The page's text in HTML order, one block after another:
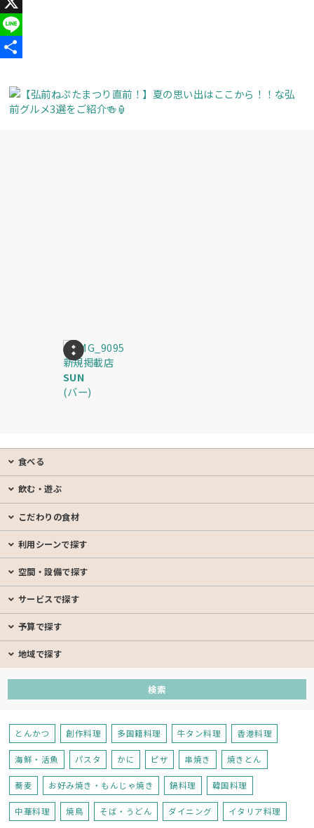
有
新規掲載店
SUN
(バー)
食べる
飲む・遊ぶ
こだわりの食材
利用シーンで探す
空間・設備で探す
サービスで探す
予算で探す
地域で探す
とんかつ 創作料理 多国籍料理 牛タン料理 香港料理
海鮮・活魚 パスタ かに ピザ 串焼き 焼きとん
蕎麦 お好み焼き・もんじゃ焼き 鍋料理 韓国料理
中華料理 焼鳥 そば・うどん ダイニング イタリア料理